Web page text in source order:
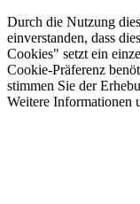
Durch die Nutzung
einverstanden, dass
Cookies" setzt ein
Cookie-Präferenz
stimmen Sie der
Weitere Informationen